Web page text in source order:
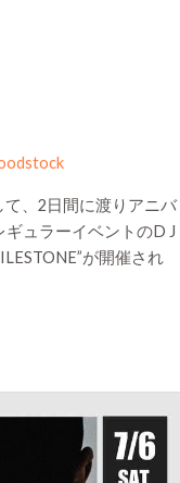
、2日間に渡りアニバ
ュラーイベントのD J
が開催され